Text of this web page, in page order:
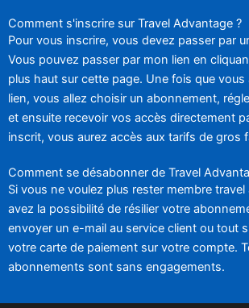
Comment s'inscrire sur Travel Advantage ?
Pour vous inscrire, vous devez passer par
Vous pouvez passer par mon lien en
plus haut sur cette page. Une fois que vous
lien, vous allez choisir un abonnement,
et ensuite recevoir vos accès directement
inscrit, vous aurez accès aux tarifs de gros
Comment se désabonner de Travel
Si vous ne voulez plus rester membre
avez la possibilité de résilier votre
envoyer un e-mail au service client ou tout
votre carte de paiement sur votre compte.
abonnements sont sans engagements.